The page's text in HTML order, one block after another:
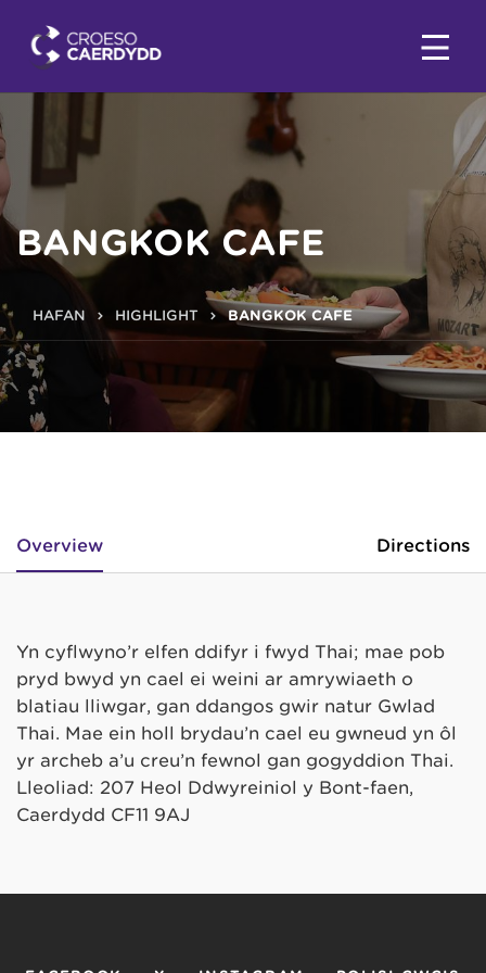
BANGKOK CAFE
HAFAN HIGHLIGHT BANGKOK CAFE
Overview Directions
Yn cyflwyno’r elfen ddifyr i fwyd Thai; mae pob
pryd bwyd yn cael ei weini ar amrywiaeth o
blatiau lliwgar, gan ddangos gwir natur Gwlad
Thai. Mae ein holl brydau’n cael eu gwneud yn ôl
yr archeb a’u creu’n fewnol gan gogyddion Thai.
Lleoliad: 207 Heol Ddwyreiniol y Bont-faen,
Caerdydd CF11 9AJ